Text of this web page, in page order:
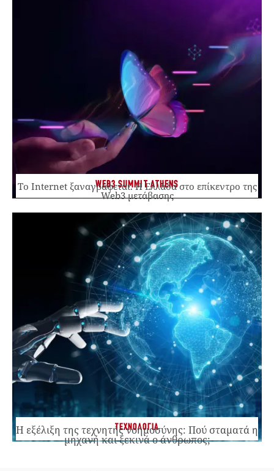
WEB3 SUMMIT ATHENS
Το Internet ξαναγράφεται. Η Ελλάδα στο επίκεντρο της
Web3 μετάβασης
ΤΕΧΝΟΛΟΓΙΑ
Η εξέλιξη της τεχνητής νοημοσύνης: Πού σταματά η
μηχανή και ξεκινά ο άνθρωπος;